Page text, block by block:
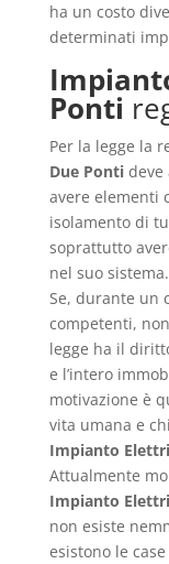
ha un costo
determinati
Ponti
Per la legge la
Due Pontideve
avere elementi
isolamento di
soprattutto
nel suo sistema.
Se, durante un
competenti,
legge ha il
e l’intero
motivazione è
vita umana e
Impianto
Attualmente
Impianto
non esiste
esistono le